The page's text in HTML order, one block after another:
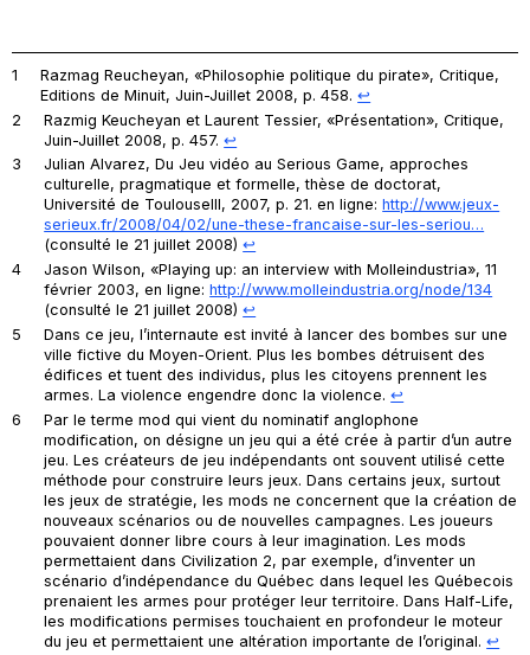
1 Razmag Reucheyan, «Philosophie politique du pirate»,Critique,
Editions de Minuit, Juin-Juillet 2008, p. 458.↩︎
2
Razmig Keucheyan et Laurent Tessier, «Présentation»,Critique,
Juin-Juillet 2008, p. 457.↩︎
3
Julian Alvarez,Du Jeu vidéo au Serious Game, approches
culturelle, pragmatique et formelle, thèse de doctorat,
Université de ToulouseIII, 2007, p. 21. en ligne:http://www.jeux-
serieux.fr/2008/04/02/une-these-francaise-sur-les-seriou…
(consulté le 21 juillet 2008)↩︎
4
Jason Wilson, «Playing up: an interview with Molleindustria», 11
février 2003, en ligne:http://www.molleindustria.org/node/134
(consulté le 21 juillet 2008)↩︎
5
Dans ce jeu, l’internaute est invité à lancer des bombes sur une
ville fictive du Moyen-Orient. Plus les bombes détruisent des
édifices et tuent des individus, plus les citoyens prennent les
armes. La violence engendre donc la violence.↩︎
6
Par le termemodqui vient du nominatif anglophone
modification, on désigne un jeu qui a été crée à partir d’un autre
jeu. Les créateurs de jeu indépendants ont souvent utilisé cette
méthode pour construire leurs jeux. Dans certains jeux, surtout
les jeux de stratégie, lesmods ne concernent que la création de
nouveaux scénarios ou de nouvelles campagnes. Les joueurs
pouvaient donner libre cours à leur imagination. Lesmods
permettaient dansCivilization 2, par exemple, d’inventer un
scénario d’indépendance du Québec dans lequel les Québecois
prenaient les armes pour protéger leur territoire. DansHalf-Life,
les modifications permises touchaient en profondeur le moteur
du jeu et permettaient une altération importante de l’original.↩︎